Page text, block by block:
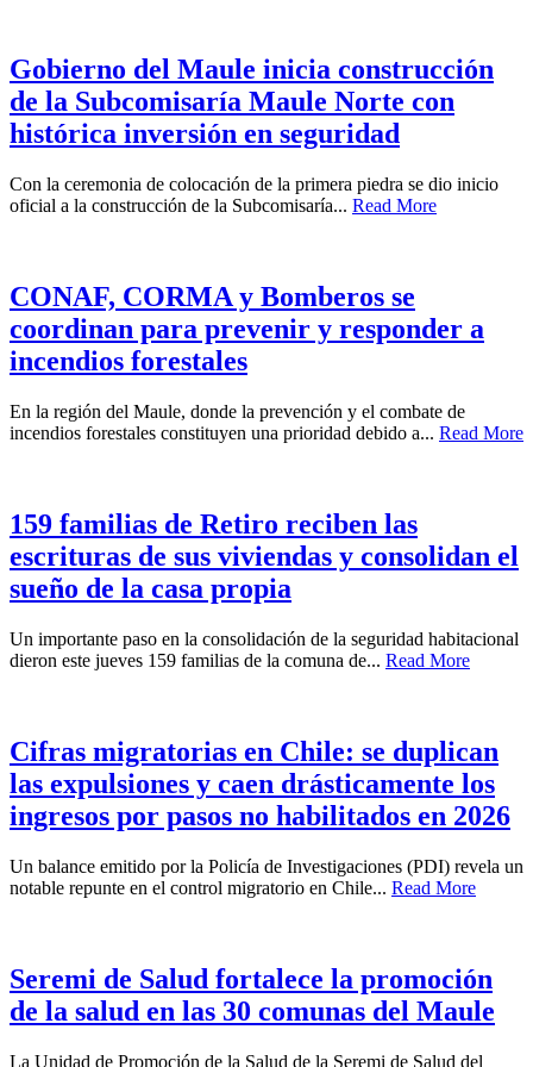
Gobierno del Maule inicia construcción
de la Subcomisaría Maule Norte con
histórica inversión en seguridad
Con la ceremonia de colocación de la primera piedra se dio inicio
oficial a la construcción de la Subcomisaría... Read More
CONAF, CORMA y Bomberos se
coordinan para prevenir y responder a
incendios forestales
En la región del Maule, donde la prevención y el combate de
incendios forestales constituyen una prioridad debido a... Read More
159 familias de Retiro reciben las
escrituras de sus viviendas y consolidan el
sueño de la casa propia
Un importante paso en la consolidación de la seguridad habitacional
dieron este jueves 159 familias de la comuna de... Read More
Cifras migratorias en Chile: se duplican
las expulsiones y caen drásticamente los
ingresos por pasos no habilitados en 2026
Un balance emitido por la Policía de Investigaciones (PDI) revela un
notable repunte en el control migratorio en Chile... Read More
Seremi de Salud fortalece la promoción
de la salud en las 30 comunas del Maule
La Unidad de Promoción de la Salud de la Seremi de Salud del